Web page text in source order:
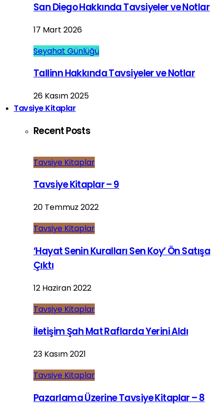
San Diego Hakkında Tavsiyeler ve Notlar
17 Mart 2026
Seyahat Günlüğü
Tallinn Hakkında Tavsiyeler ve Notlar
26 Kasım 2025
Tavsiye Kitaplar
Recent Posts
Tavsiye Kitaplar
Tavsiye Kitaplar – 9
20 Temmuz 2022
Tavsiye Kitaplar
‘Hayat Senin Kuralları Sen Koy’ Ön Satışa
Çıktı
12 Haziran 2022
Tavsiye Kitaplar
İletişim Şah Mat Raflarda Yerini Aldı
23 Kasım 2021
Tavsiye Kitaplar
Pazarlama Üzerine Tavsiye Kitaplar – 8